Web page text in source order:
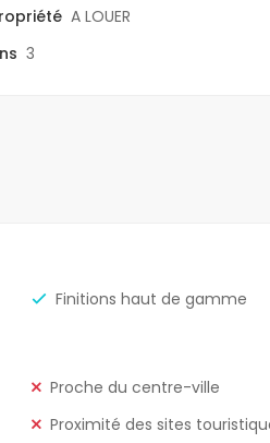
A LOUER
3
Finitions haut de gamme
Proche du centre-ville
Proximité des sites